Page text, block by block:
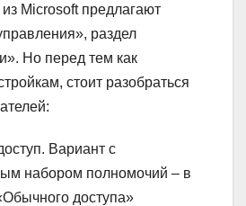
Microsoft предлагают
раздел
Но перед тем как
стоит разобраться
Вариант с
набором полномочий – в
доступа»